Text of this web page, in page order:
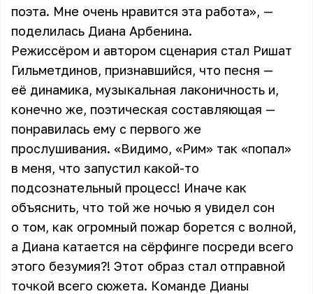
поэта. Мне очень нравится эта работа», —
поделилась Диана Арбенина.
Режиссёром и автором сценария стал Ришат
Гильметдинов, признавшийся, что песня —
её динамика, музыкальная лаконичность и,
конечно же, поэтическая составляющая —
понравилась ему с первого же
прослушивания. «Видимо, «Рим» так «попал»
в меня, что запустил какой-то
подсознательный процесс! Иначе как
объяснить, что той же ночью я увидел сон
о том, как огромный пожар борется с волной,
а Диана катается на сёрфинге посреди всего
этого безумия?! Этот образ стал отправной
точкой всего сюжета. Команде Дианы